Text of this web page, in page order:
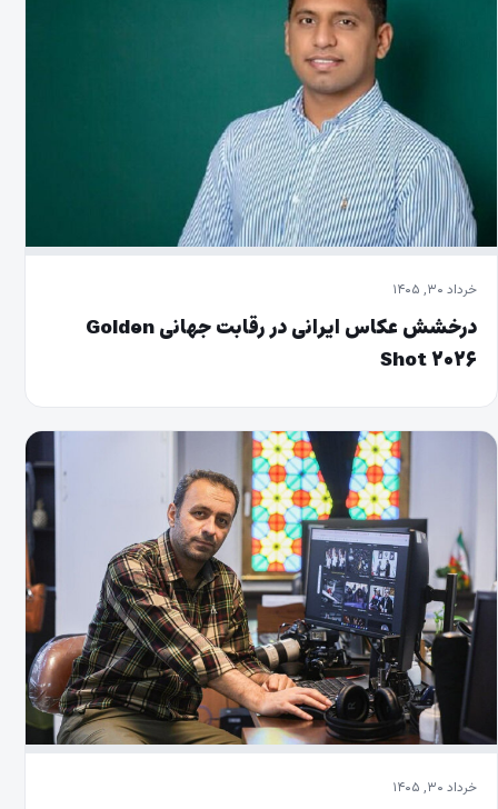
خرداد ۳۰, ۱۴۰۵
درخشش عکاس ایرانی در رقابت جهانی Golden
Shot ۲۰۲۶
خرداد ۳۰, ۱۴۰۵